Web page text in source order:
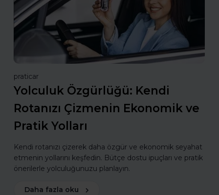
praticar
Yolculuk Özgürlüğü: Kendi
Rotanızı Çizmenin Ekonomik ve
Pratik Yolları
Kendi rotanızı çizerek daha özgür ve ekonomik seyahat
etmenin yollarını keşfedin. Bütçe dostu ipuçları ve pratik
önerilerle yolculuğunuzu planlayın.
Daha fazla oku